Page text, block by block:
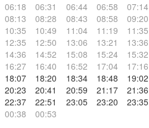
06:18
06:31 06:44 06:58 07:14
08:13
08:28 08:43 08:58 09:20
10:35
10:49 11:04 11:19 11:35
12:35
12:50 13:06 13:21 13:36
14:36
14:52 15:08 15:24 15:32
16:27
16:40 16:52 17:04 17:16
18:07
18:20 18:34 18:48 19:02
20:23
20:41 20:59 21:17 21:36
22:37
22:51 23:05 23:20 23:35
00:38
00:53